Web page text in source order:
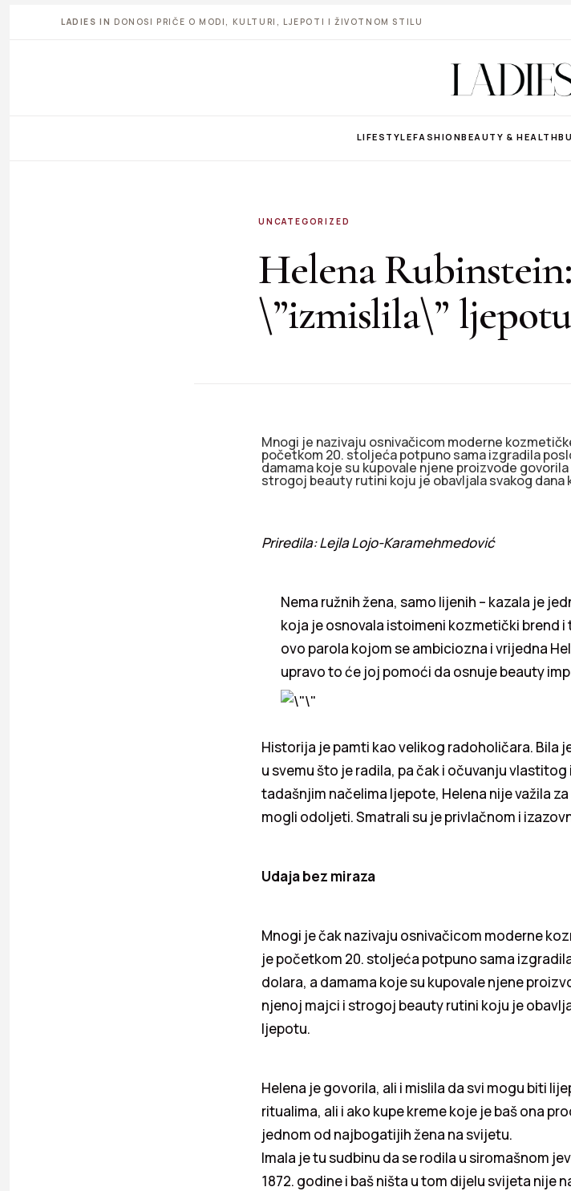
LADIES IN DONOSI PRIČE O MODI, KULTURI, LJEPOTI I ŽIVOTNOM STILU
LIFESTYLEFASHIONBEAUTY & HEALTH
UNCATEGORIZED
Helena
\”izmislila\”
Mnogi je nazivaju osnivačicom moderne
početkom 20. stoljeća potpuno sama izgradila
damama koje su kupovale njene proizvode
strogoj beauty rutini koju je obavljala svakog dana
Priredila: Lejla Lojo-Karamehmedović
Nema ružnih žena, samo lijenih – kazala je
koja je osnovala istoimeni kozmetički brend
ovo parola kojom se ambiciozna i vrijedna
upravo to će joj pomoći da osnuje beauty
Historija je pamti kao velikog radoholičara. Bila
u svemu što je radila, pa čak i očuvanju
tadašnjim načelima ljepote, Helena nije važila
mogli odoljeti. Smatrali su je privlačnom i
Udaja bez miraza
Mnogi je čak nazivaju osnivačicom moderne
je početkom 20. stoljeća potpuno sama
dolara, a damama koje su kupovale njene
njenoj majci i strogoj beauty rutini koju je
ljepotu.
Helena je govorila, ali i mislila da svi mogu biti
ritualima, ali i ako kupe kreme koje je baš ona
jednom od najbogatijih žena na svijetu.
Imala je tu sudbinu da se rodila u siromašnom
1872. godine i baš ništa u tom dijelu svijeta nije